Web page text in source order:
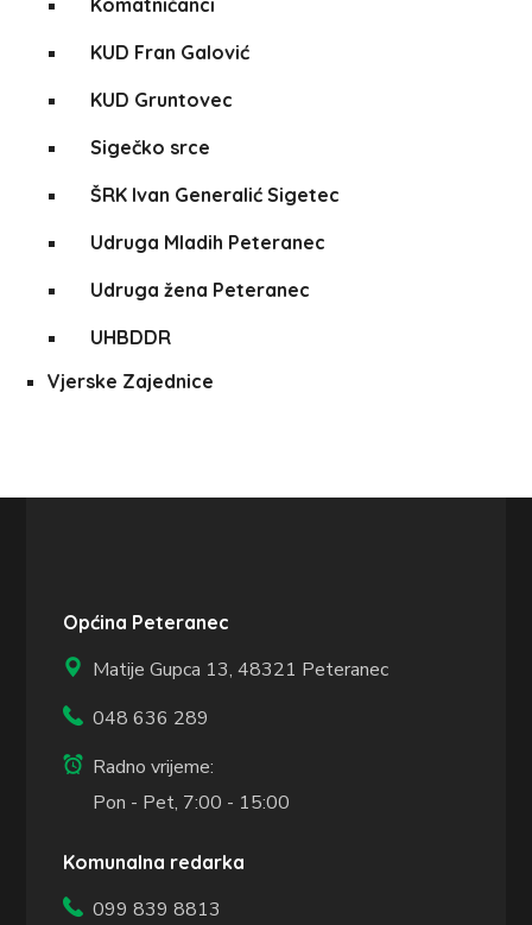
Komatničanci
KUD Fran Galović
KUD Gruntovec
Sigečko srce
ŠRK Ivan Generalić Sigetec
Udruga Mladih Peteranec
Udruga žena Peteranec
UHBDDR
Vjerske Zajednice
Općina Peteranec
Matije Gupca 13,48321 Peteranec
048 636 289
Radno vrijeme:
Pon - Pet, 7:00 - 15:00
Komunalna redarka
099 839 8813